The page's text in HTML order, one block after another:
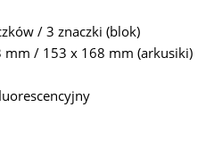
/ 3 znaczki (blok)
mm / 153 x 168 mm (arkusiki)